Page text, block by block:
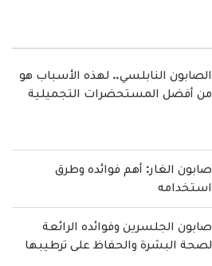
الصابون النابلسي.. لهذه الأسباب هو
من أفضل المستحضرات التجميلية
صابون الغار: أهم فوائده وطرق
استخدامه
صابون الجلسرين وفوائده الرائعة
لصحة البشرة والحفاظ على ترطيبها